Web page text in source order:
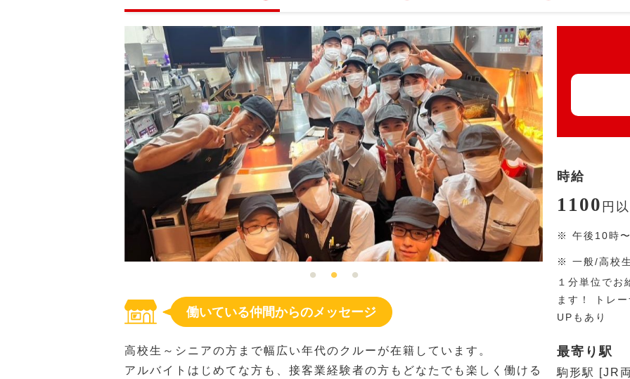
働いている仲間からのメッセージ
高校生～シニアの方まで幅広い年代のクルーが在籍しています。
アルバイトはじめてな方も、接客業経験者の方もどなたでも楽しく働ける
時給
1100 円
※ 午後10時
※ 一般/高校
１分単位でお
ます！ トレ
UPもあり
最寄り駅
駒形駅 [JR